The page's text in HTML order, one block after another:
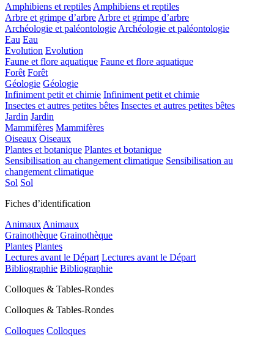
Amphibiens et reptiles Amphibiens et reptiles
Arbre et grimpe d’arbre Arbre et grimpe d’arbre
Archéologie et paléontologie Archéologie et paléontologie
Eau Eau
Evolution Evolution
Faune et flore aquatique Faune et flore aquatique
Forêt Forêt
Géologie Géologie
Infiniment petit et chimie Infiniment petit et chimie
Insectes et autres petites bêtes Insectes et autres petites bêtes
Jardin Jardin
Mammifères Mammifères
Oiseaux Oiseaux
Plantes et botanique Plantes et botanique
Sensibilisation au changement climatique Sensibilisation au
changement climatique
Sol Sol
Fiches d’identification
Animaux Animaux
Grainothèque Grainothèque
Plantes Plantes
Lectures avant le Départ Lectures avant le Départ
Bibliographie Bibliographie
Colloques & Tables-Rondes
Colloques & Tables-Rondes
Colloques Colloques